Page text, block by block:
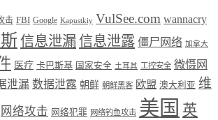
击 FBI Google Kapustkiy VulSee.com wannacry
信息泄漏信息泄露 僵尸网络 加拿大
医疗 卡巴斯基 国家安全 土耳其 工控安全 微慑网
泄漏 数据泄露 朝鲜 朝鲜黑客 欧盟 澳大利亚 维
网络攻击 网络犯罪 网络钓鱼攻击 美国 英